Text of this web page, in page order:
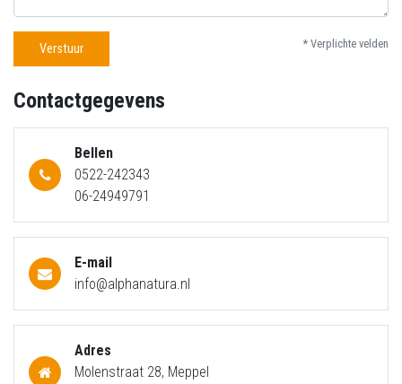
Verstuur * Verplichte velden
Contactgegevens
Bellen
0522-242343
06-24949791
E-mail
info@alphanatura.nl
Adres
Molenstraat 28, Meppel